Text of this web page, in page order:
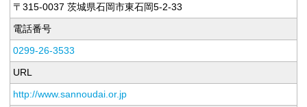
〒315-0037 茨城県石岡市東石岡5-2-33
電話番号
0299-26-3533
URL
http://www.sannoudai.or.jp